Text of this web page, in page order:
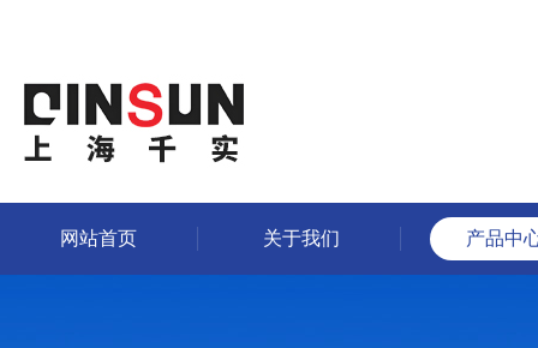
网站首页 关于我们 产品中